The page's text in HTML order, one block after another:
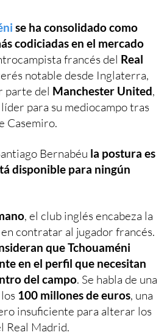
se ha consolidado como
codiciadas en el mercado
francés del Real
notable desde Inglaterra,
parte del Manchester United,
para su mediocampo tras
Casemiro.
Bernabéu la postura es
disponible para ningún
, el club inglés encabeza la
contratar al jugador francés.
que Tchouaméni
en el perfil que necesitan
del campo. Se habla de una
100 millones de euros, una
insuficiente para alterar los
Real Madrid.